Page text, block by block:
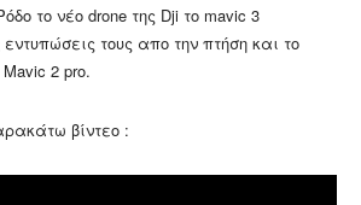
το νέο drone της Dji το mavic 3
τους απο την πτήση και το
2 pro.
βίντεο :